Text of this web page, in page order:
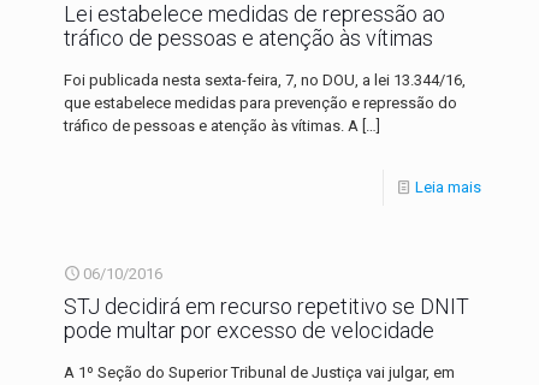
Lei estabelece medidas de repressão ao
tráfico de pessoas e atenção às vítimas
Foi publicada nesta sexta-feira, 7, no DOU, a lei 13.344/16,
que estabelece medidas para prevenção e repressão do
tráfico de pessoas e atenção às vítimas. A […]
Leia mais
06/10/2016
STJ decidirá em recurso repetitivo se DNIT
pode multar por excesso de velocidade
A 1º Seção do Superior Tribunal de Justiça vai julgar, em